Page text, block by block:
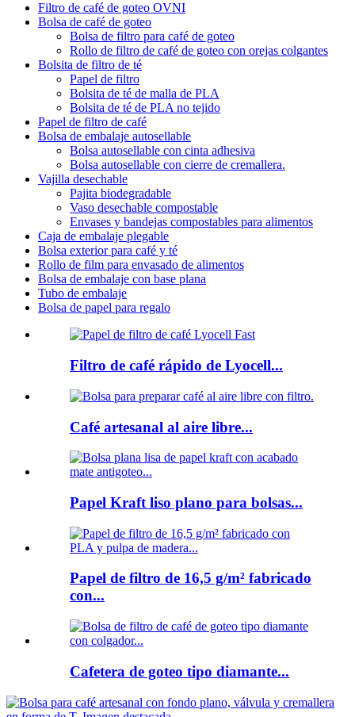
Filtro de café de goteo OVNI
Bolsa de café de goteo
Bolsa de filtro para café de goteo
Rollo de filtro de café de goteo con orejas colgantes
Bolsita de filtro de té
Papel de filtro
Bolsita de té de malla de PLA
Bolsita de té de PLA no tejido
Papel de filtro de café
Bolsa de embalaje autosellable
Bolsa autosellable con cinta adhesiva
Bolsa autosellable con cierre de cremallera.
Vajilla desechable
Pajita biodegradable
Vaso desechable compostable
Envases y bandejas compostables para alimentos
Caja de embalaje plegable
Bolsa exterior para café y té
Rollo de film para envasado de alimentos
Bolsa de embalaje con base plana
Tubo de embalaje
Bolsa de papel para regalo
Filtro de café rápido de Lyocell...
Café artesanal al aire libre...
Papel Kraft liso plano para bolsas...
Papel de filtro de 16,5 g/m² fabricado
con...
Cafetera de goteo tipo diamante...